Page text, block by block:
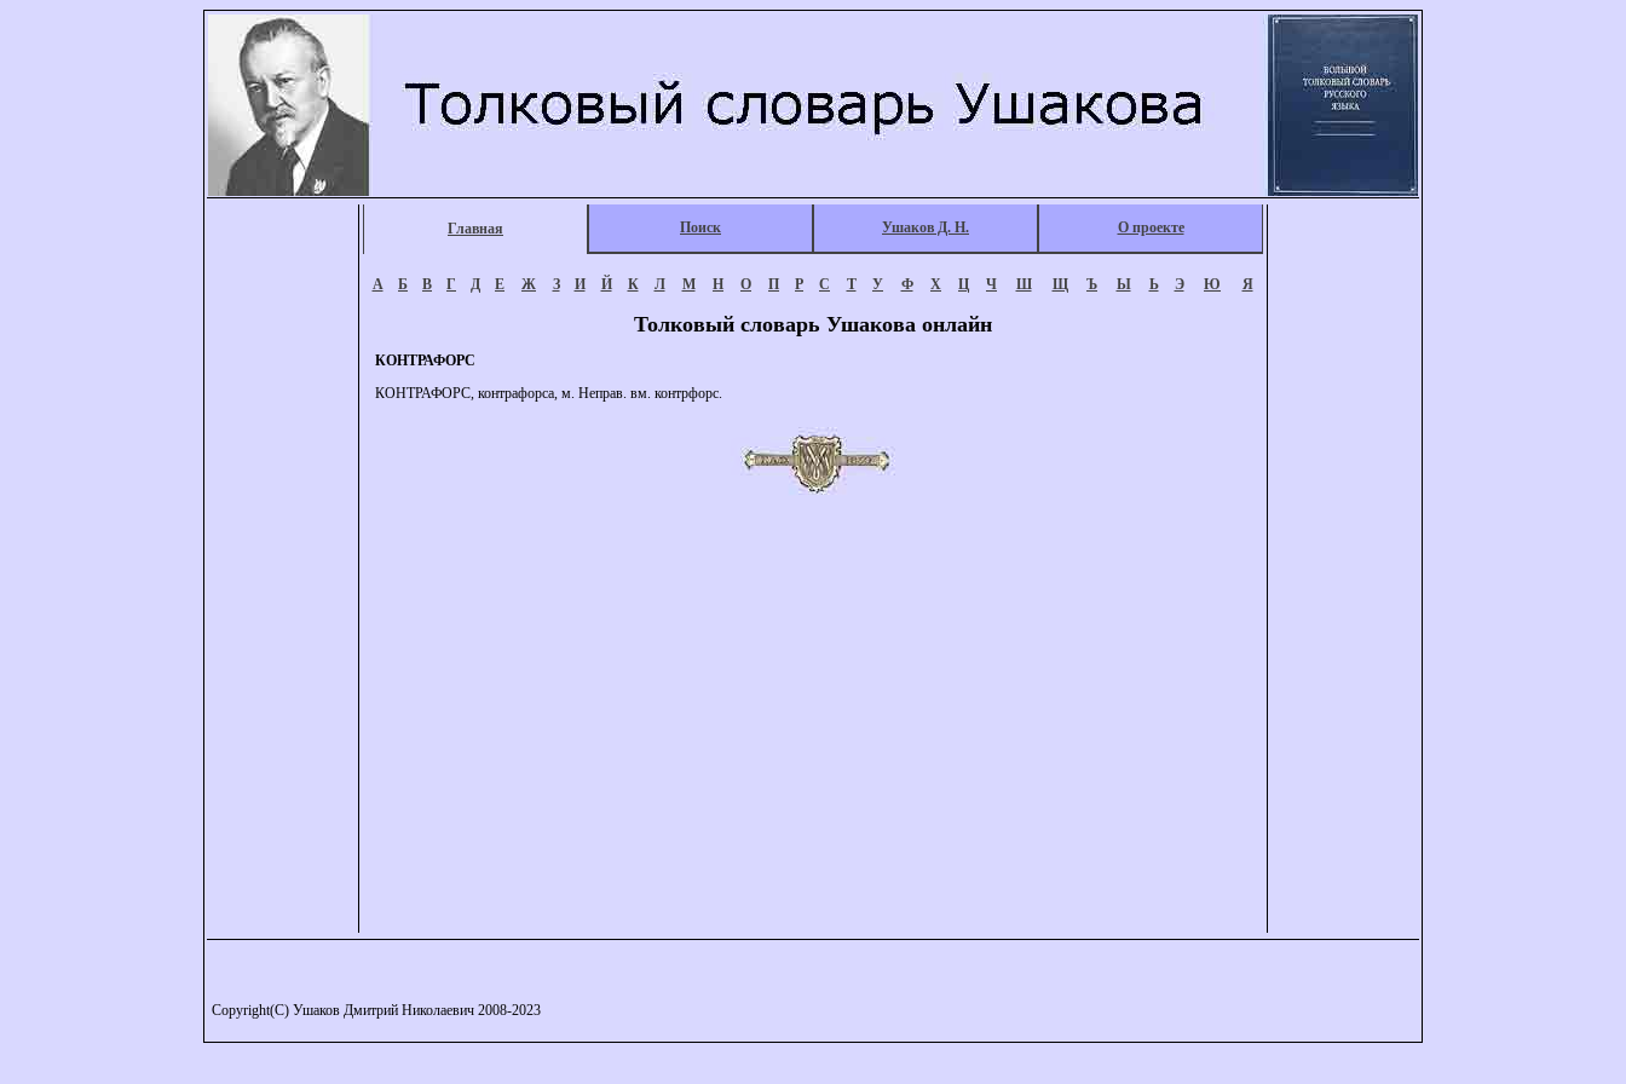
Главная Поиск Ушаков Д. Н. О проекте
А Б В Г Д Е Ж З И Й К Л М Н О П Р С Т У Ф Х Ц Ч Ш Щ Ъ Ы Ь Э Ю Я
Толковый словарь Ушакова онлайн
КОНТРАФОРС
КОНТРАФОРС, контрафорса, м. Неправ. вм. контрфорс.
Copyright(C) Ушаков Дмитрий Николаевич 2008-2023